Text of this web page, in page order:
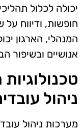
יכולה לכלול
חופשות, ודיווח
המנהלי, הארגון
אנושיים ובשיפור
ניהול
מערכות ניהול